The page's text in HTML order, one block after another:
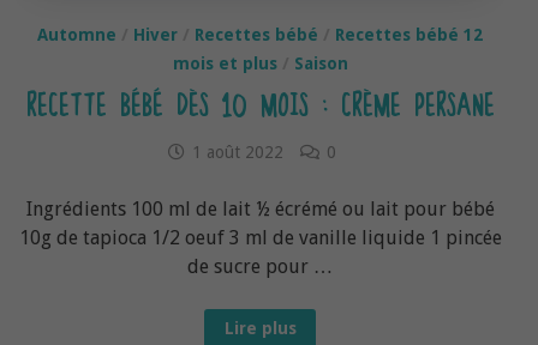
Automne Hiver Recettes bébé
Recettes bébé 12
mois et plus/ Saison
RECETTE BÉBÉ DÈS 10 MOIS : CRÈME PERSANE
1 août 2022 0
Ingrédients 100 ml de lait ½ écrémé ou lait pour bébé
10g de tapioca 1/2 oeuf 3 ml de vanille liquide 1 pincée
de sucre pour …
Recette
bébé
Lire plus